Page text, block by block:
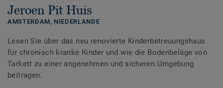
Jeroen Pit Huis
AMSTERDAM, NIEDERLANDE
Lesen Sie über das neu renovierte Kinderbetreuungshaus
für chronisch kranke Kinder und wie die Bodenbeläge von
Tarkett zu einer angenehmen und sicheren Umgebung
beitragen.